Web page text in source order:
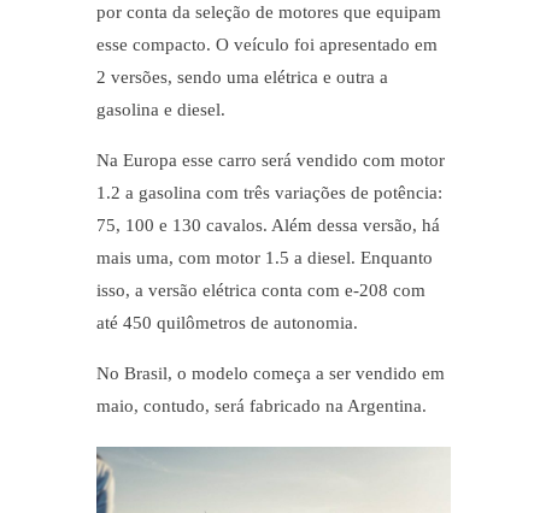
por conta da seleção de motores que equipam
esse compacto. O veículo foi apresentado em
2 versões, sendo uma elétrica e outra a
gasolina e diesel.
Na Europa esse carro será vendido com motor
1.2 a gasolina com três variações de potência:
75, 100 e 130 cavalos. Além dessa versão, há
mais uma, com motor 1.5 a diesel. Enquanto
isso, a versão elétrica conta com e-208 com
até 450 quilômetros de autonomia.
No Brasil, o modelo começa a ser vendido em
maio, contudo, será fabricado na Argentina.